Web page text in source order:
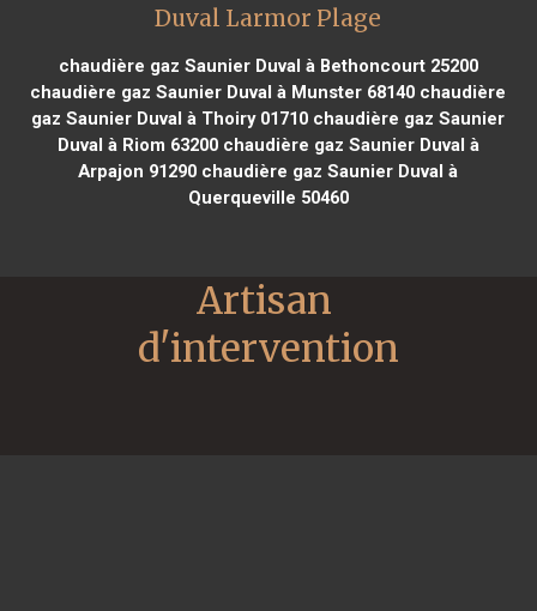
Duval Larmor Plage
chaudière gaz Saunier Duval à Bethoncourt 25200
chaudière gaz Saunier Duval à Munster 68140 chaudière
gaz Saunier Duval à Thoiry 01710 chaudière gaz Saunier
Duval à Riom 63200chaudière gaz Saunier Duval à
Arpajon 91290 chaudière gaz Saunier Duval à
Querqueville 50460
Artisan
d'intervention